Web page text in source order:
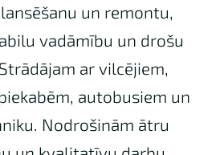
un remontu,
vadāmību un drošu
ar vilcējiem,
autobusiem un
Nodrošinām ātru